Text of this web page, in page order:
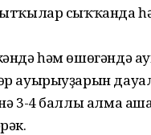
сыҡҡанда
һәм өшөгәндә
ауырыуҙарын
3-4 баллы алма